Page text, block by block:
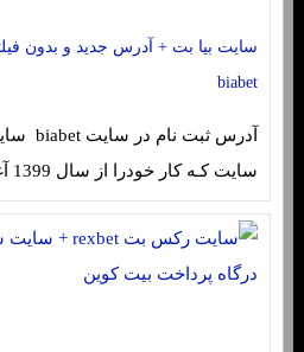
سایت بیا بت + آدرس جدید و بدون
biabet
سایت کـه کار خودرا از سال 1399 آغاز نموده…